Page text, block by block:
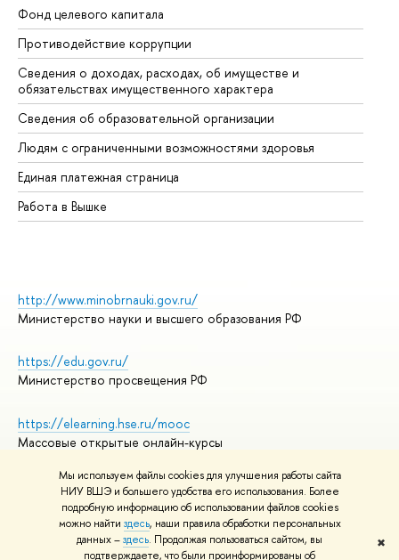
Мы используем файлы cookies для улучшения работы сайта
НИУ ВШЭ и большего удобства его использования. Более
подробную информацию об использовании файлов cookies
можно найти здесь, наши правила обработки персональных
данных –здесь. Продолжая пользоваться сайтом, вы
подтверждаете, что были проинформированы об
✖
Фонд целевого капитала
Противодействие коррупции
Сведения о доходах, расходах, об имуществе и
обязательствах имущественного характера
Сведения об образовательной организации
Людям с ограниченными возможностями здоровья
Единая платежная страница
Работа в Вышке
http://www.minobrnauki.gov.ru/
Министерство науки и высшего образования РФ
https://edu.gov.ru/
Министерство просвещения РФ
https://elearning.hse.ru/mooc
Массовые открытые онлайн-курсы
© НИУ ВШЭ 1993–2026
Адреса и контакты
Условия использования материалов